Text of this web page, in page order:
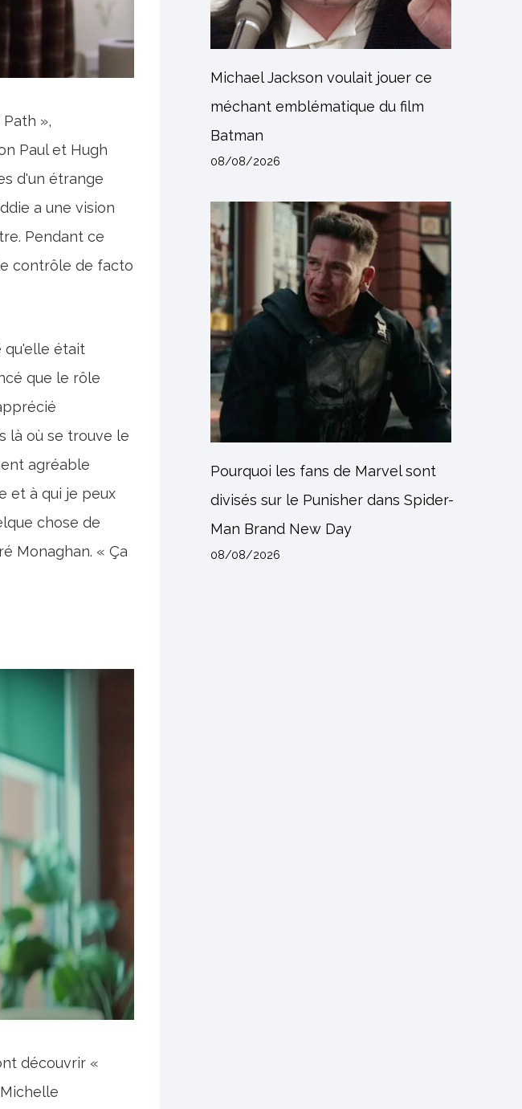
»,
Paul et Hugh
d'un étrange
a une vision
Pendant ce
contrôle de facto
qu'elle était
que le rôle
là où se trouve le
agréable
et à qui je peux
chose de
Monaghan. « Ça
découvrir «
Michael Jackson voulait jouer ce
méchant emblématique du film
Batman
08/08/2026
Pourquoi les fans de Marvel sont
divisés sur le Punisher dans Spider-
Man Brand New Day
08/08/2026